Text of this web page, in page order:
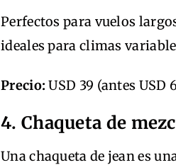
Perfectos para vuelos
ideales para climas
Precio: USD 39 (antes USD
4. Chaqueta de
Una chaqueta de jean es